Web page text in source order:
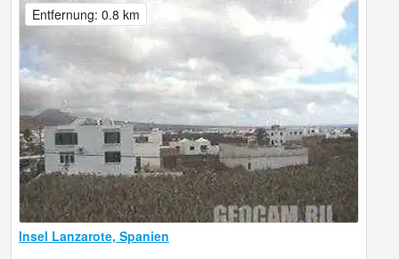
Insel Lanzarote, Spanien
Entfernung: 0.8 km